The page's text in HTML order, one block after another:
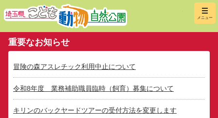
埼玉県
メニュー
重要なお知らせ
冒険の森アスレチック利用中止について
令和8年度 業務補助職員臨時（飼育）募集について
キリンのバックヤードツアーの受付方法を変更します